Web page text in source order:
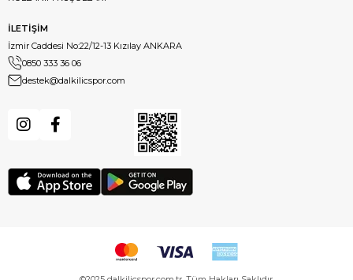
İLETİŞİM
İzmir Caddesi No:22/12-13 Kızılay ANKARA
0850 333 36 06
destek@dalkilicspor.com